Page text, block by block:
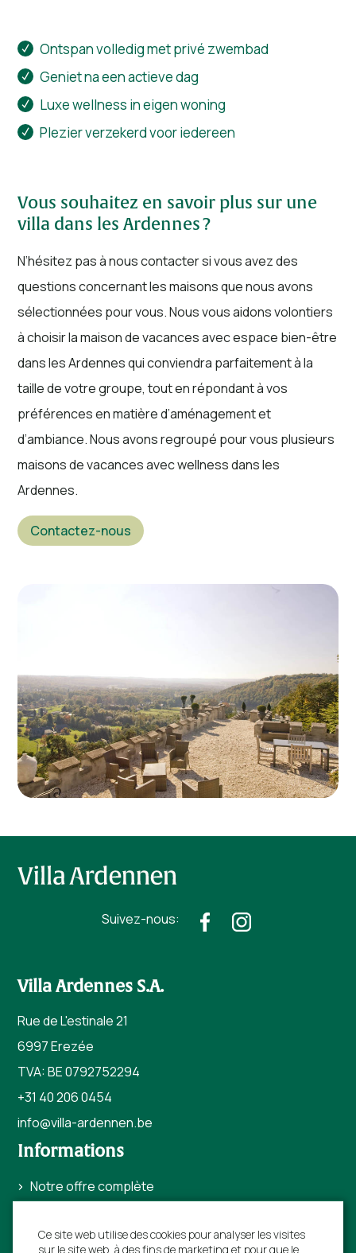
Ontspan volledig met privé zwembad
Geniet na een actieve dag
Luxe wellness in eigen woning
Plezier verzekerd voor iedereen
Vous souhaitez en savoir plus sur une
villa dans les Ardennes ?
N’hésitez pas à nous contacter si vous avez des
questions concernant les maisons que nous avons
sélectionnées pour vous. Nous vous aidons volontiers
à choisir la maison de vacances avec espace bien-être
dans les Ardennes qui conviendra parfaitement à la
taille de votre groupe, tout en répondant à vos
préférences en matière d’aménagement et
d’ambiance. Nous avons regroupé pour vous plusieurs
maisons de vacances avec wellness dans les
Ardennes.
Contactez-nous
Suivez-nous:
Villa Ardennes S.A.
Rue de L'estinale 21
6997 Erezée
TVA: BE 0792752294
+31 40 206 0454
info@villa-ardennen.be
Informations
Notre offre complète
Réservations anticipées
Ce site web utilise des cookies pour analyser les visites
sur le site web, à des fins de marketing et pour que le